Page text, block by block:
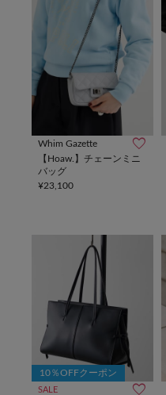
Whim Gazette
【Hoaw.】チェーンミニ
バッグ
¥23,100
10％OFFクーポン
SALE